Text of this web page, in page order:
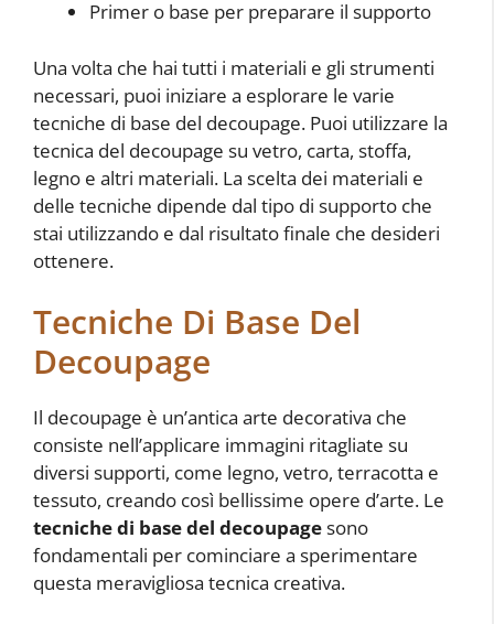
Primer o base per preparare il supporto
Una volta che hai tutti i materiali e gli strumenti
necessari, puoi iniziare a esplorare le varie
tecniche di base del decoupage. Puoi utilizzare la
tecnica del decoupage su vetro, carta, stoffa,
legno e altri materiali. La scelta dei materiali e
delle tecniche dipende dal tipo di supporto che
stai utilizzando e dal risultato finale che desideri
ottenere.
Tecniche Di Base Del
Decoupage
Il decoupage è un’antica arte decorativa che
consiste nell’applicare immagini ritagliate su
diversi supporti, come legno, vetro, terracotta e
tessuto, creando così bellissime opere d’arte. Le
tecniche di base del decoupagesono
fondamentali per cominciare a sperimentare
questa meravigliosa tecnica creativa.